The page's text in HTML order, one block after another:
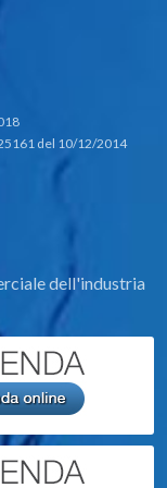
del 10/12/2014
dell'industria